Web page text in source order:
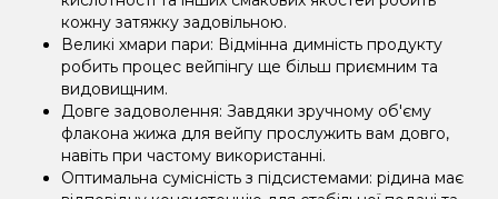
кожну затяжку задовільною.
Великі хмари пари: Відмінна димність продукту
робить процес вейпінгу ще більш приємним та
видовищним.
Довге задоволення: Завдяки зручному об'єму
флакона жижа для вейпу прослужить вам довго,
навіть при частому використанні.
Оптимальна сумісність з підсистемами: рідина має